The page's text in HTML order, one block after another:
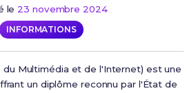
le 23 novembre 2024
INFORMATIONS
Multimédia et de l'Internet) est une
un diplôme reconnu par l'État de